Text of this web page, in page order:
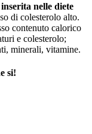
inserita nelle diete
di colesterolo alto.
contenuto calorico
e colesterolo;
minerali, vitamine.
si!